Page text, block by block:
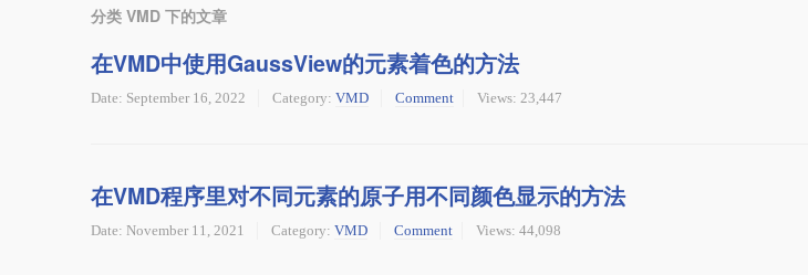
分类 VMD 下的文章
在VMD中使用GaussView的元素着色的方法
Date: September 16, 2022 Category: VMD Comment Views: 23,447
在VMD程序里对不同元素的原子用不同颜色显示的方法
Date: November 11, 2021 Category: VMD Comment Views: 44,098